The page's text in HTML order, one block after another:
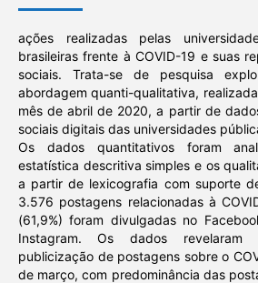
ações realizadas pelas
brasileiras frente à COVID-19 e suas
sociais. Trata-se de pesquisa
abordagem quanti-qualitativa,
mês de abril de 2020, a partir de
sociais digitais das universidades
Os dados quantitativos foram
estatística descritiva simples e os
a partir de lexicografia com suporte
3.576 postagens relacionadas à
(61,9%) foram divulgadas no
Instagram. Os dados revelaram
publicização de postagens sobre o
de março, com predominância das